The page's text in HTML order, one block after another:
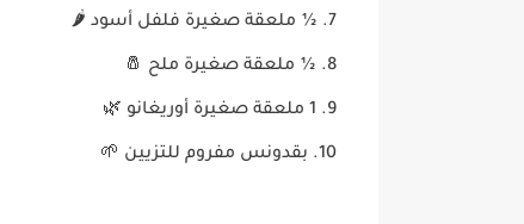
½ ملعقة صغيرة فلفل أسود 🌶️
½ ملعقة صغيرة ملح 🧂
1 ملعقة صغيرة أوريغانو 🌿
بقدونس مفروم للتزيين 🌱